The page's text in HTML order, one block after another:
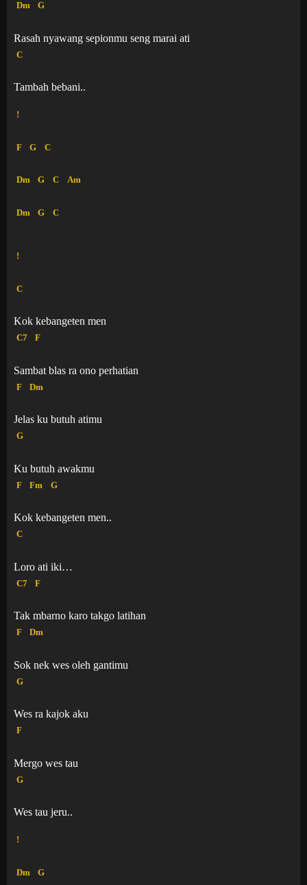
Dm G
Rasah nyawang sepionmu seng marai ati
C
Tambah bebani..
!
F G C
Dm G C Am
Dm G C
!
C
Kok kebangeten men
C7 F
Sambat blas ra ono perhatian
F Dm
Jelas ku butuh atimu
G
Ku butuh awakmu
F Fm G
Kok kebangeten men..
C
Loro ati iki…
C7 F
Tak mbarno karo takgo latihan
F Dm
Sok nek wes oleh gantimu
G
Wes ra kajok aku
F
Mergo wes tau
G
Wes tau jeru..
!
Dm G